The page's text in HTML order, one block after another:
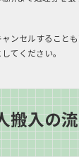
ンセルすること
てください。
搬入の